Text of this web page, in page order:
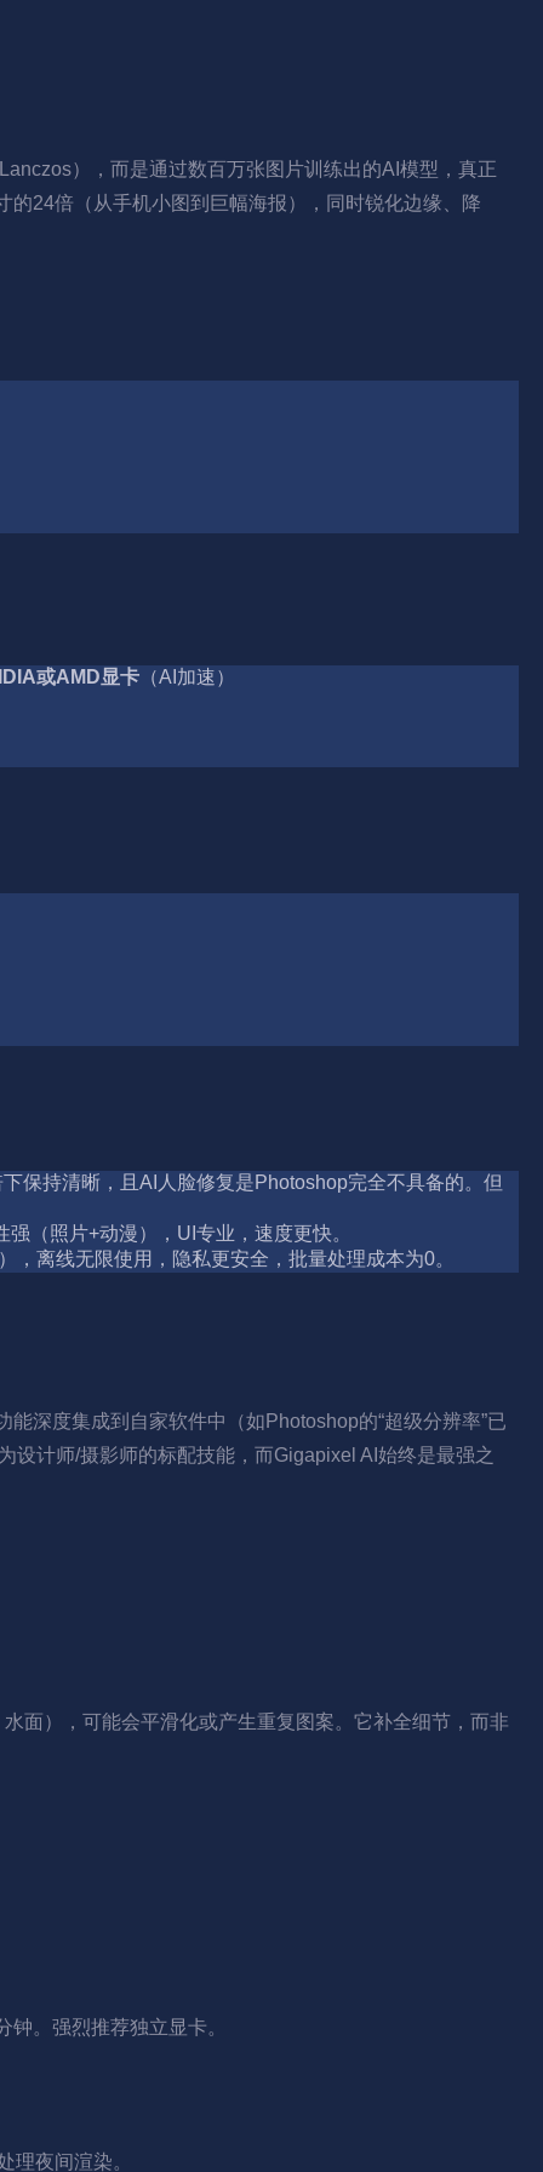
），而是通过数百万张图片训练出的AI模型，真正
的24倍（从手机小图到巨幅海报），同时锐化边缘、降
或AMD显卡 （AI加速）
保持清晰，且AI人脸修复是Photoshop完全不具备的。但
（照片+动漫），UI专业，速度更快。
离线无限使用，隐私更安全，批量处理成本为0。
深度集成到自家软件中（如Photoshop的“超级分辨率”已
设计师/摄影师的标配技能，而Gigapixel AI始终是最强之
面），可能会平滑化或产生重复图案。它补全细节，而非
。强烈推荐独立显卡。
理夜间渲染。